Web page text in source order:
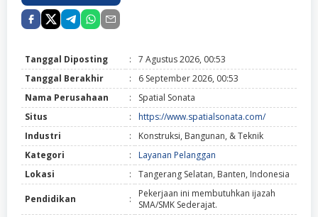
Tanggal Diposting :
7 Agustus 2026, 00:53
Tanggal Berakhir
:
6 September 2026, 00:53
Nama Perusahaan
:
Spatial Sonata
Situs
:
https://www.spatialsonata.com/
Industri
:
Konstruksi, Bangunan, & Teknik
Kategori
:
Layanan Pelanggan
Lokasi
: Tangerang Selatan, Banten, Indonesia
Pendidikan :
Pekerjaan ini membutuhkan ijazah
SMA/SMK Sederajat.